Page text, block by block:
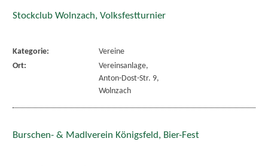
Stockclub Wolnzach, Volksfestturnier
Kategorie:
Vereine
Ort:
Vereinsanlage,
Anton-Dost-Str. 9,
Wolnzach
Burschen- & Madlverein Königsfeld, Bier-Fest